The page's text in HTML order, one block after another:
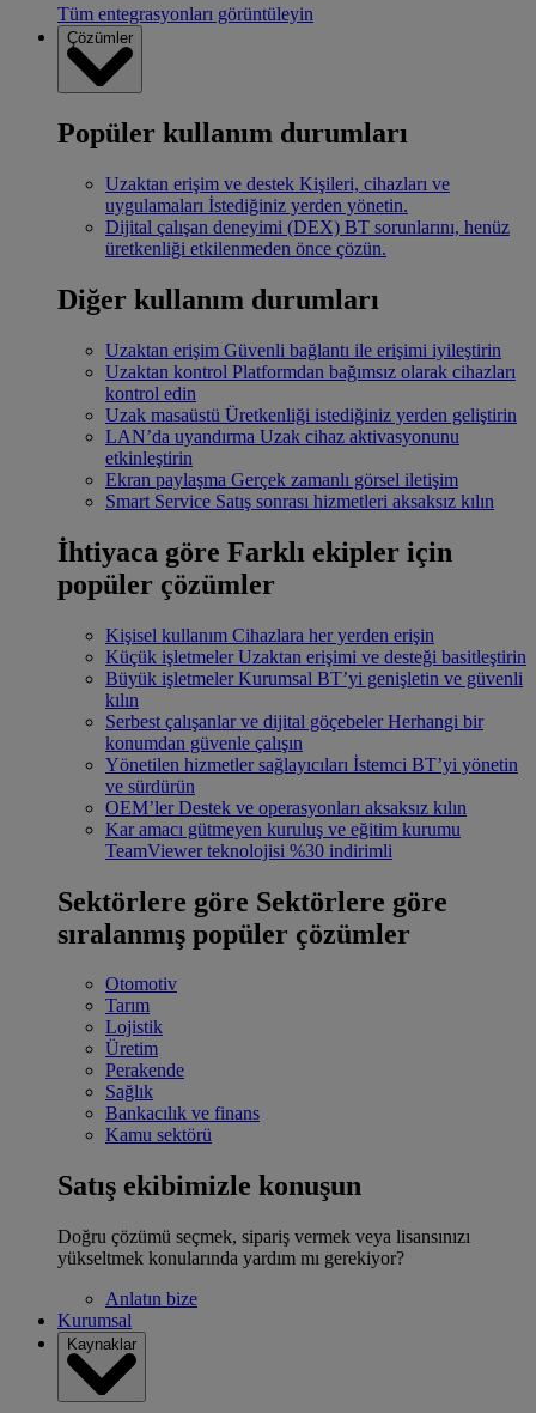
Tüm entegrasyonları görüntüleyin
Çözümler
Popüler kullanım durumları
Uzaktan erişim ve destek Kişileri, cihazları ve
uygulamaları İstediğiniz yerden yönetin.
Dijital çalışan deneyimi (DEX) BT sorunlarını, henüz
üretkenliği etkilenmeden önce çözün.
Diğer kullanım durumları
Uzaktan erişim Güvenli bağlantı ile erişimi iyileştirin
Uzaktan kontrol Platformdan bağımsız olarak cihazları
kontrol edin
Uzak masaüstü Üretkenliği istediğiniz yerden geliştirin
LAN’da uyandırma Uzak cihaz aktivasyonunu
etkinleştirin
Ekran paylaşma Gerçek zamanlı görsel iletişim
Smart Service Satış sonrası hizmetleri aksaksız kılın
İhtiyaca göre Farklı ekipler için
popüler çözümler
Kişisel kullanım Cihazlara her yerden erişin
Küçük işletmeler Uzaktan erişimi ve desteği basitleştirin
Büyük işletmeler Kurumsal BT’yi genişletin ve güvenli
kılın
Serbest çalışanlar ve dijital göçebeler Herhangi bir
konumdan güvenle çalışın
Yönetilen hizmetler sağlayıcıları İstemci BT’yi yönetin
ve sürdürün
OEM’ler Destek ve operasyonları aksaksız kılın
Kar amacı gütmeyen kuruluş ve eğitim kurumu
TeamViewer teknolojisi %30 indirimli
Sektörlere göre Sektörlere göre
sıralanmış popüler çözümler
Otomotiv
Tarım
Lojistik
Üretim
Perakende
Sağlık
Bankacılık ve finans
Kamu sektörü
Satış ekibimizle konuşun
Doğru çözümü seçmek, sipariş vermek veya lisansınızı
yükseltmek konularında yardım mı gerekiyor?
Anlatın bize
Kurumsal
Kaynaklar